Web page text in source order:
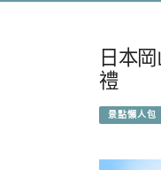
日本
禮
景點懶人包